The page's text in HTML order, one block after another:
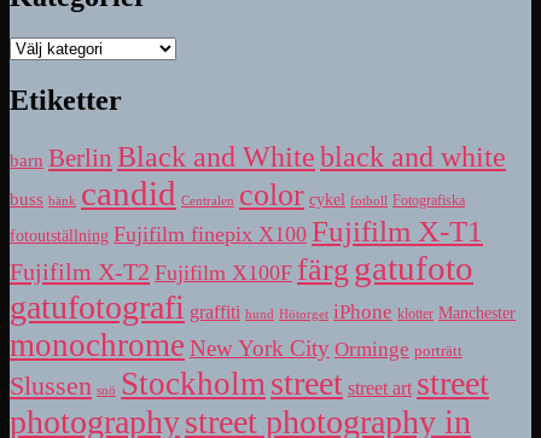
Kategorier
Etiketter
barn Berlin Black and Whiteblack and white
buss bänk candid Centralen color cykel fotboll Fotografiska
fotoutställning Fujifilm finepix X100 Fujifilm X-T1
Fujifilm X-T2 Fujifilm X100F färg gatufoto
gatufotografi graffiti hund Hötorget iPhone klotter Manchester
monochrome New York City Orminge porträtt
Slussen snö Stockholm street street art street
photographystreet photography in